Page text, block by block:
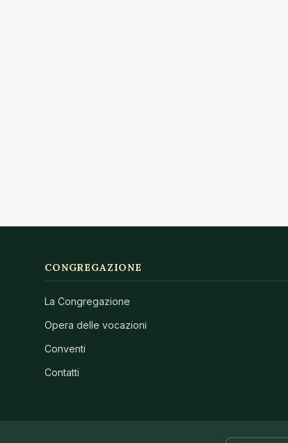
CONGREGAZIONE
La Congregazione
Opera delle vocazioni
Conventi
Contatti